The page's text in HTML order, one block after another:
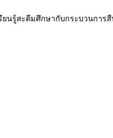
รียนรู้สะตีมศึกษากับกระบวนกา